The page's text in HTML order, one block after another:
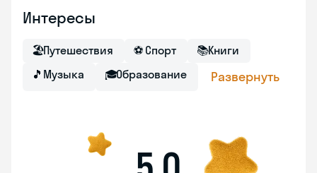
Интересы
🏖Путешествия ⚽ Спорт 📚Книги
🎵 Музыка 🎓Образование Развернуть